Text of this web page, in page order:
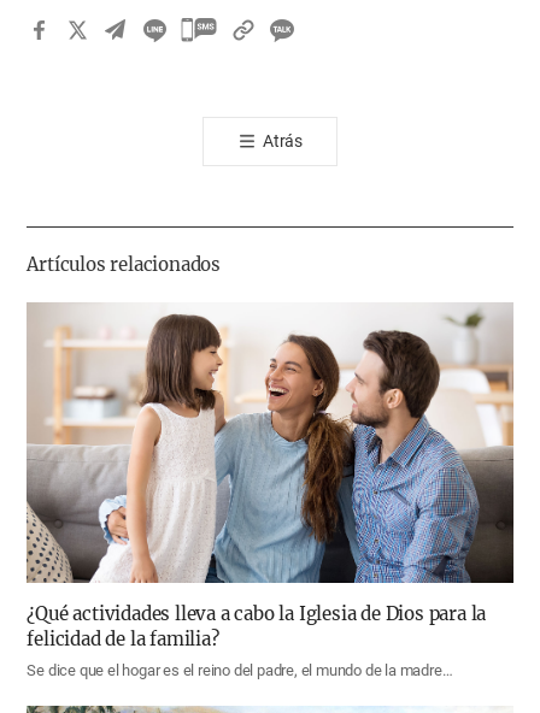
카
톡
공
기
Atrás
Artículos relacionados
¿Qué actividades lleva a cabo la Iglesia de Dios para la
felicidad de la familia?
Se dice que el hogar es el reino del padre, el mundo de la madre…